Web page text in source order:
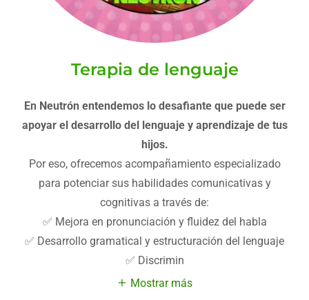
Terapia de lenguaje
En Neutrón entendemos lo desafiante que puede ser
apoyar el desarrollo del lenguaje y aprendizaje de tus
hijos.
Por eso, ofrecemos acompañamiento especializado
para potenciar sus habilidades comunicativas y
cognitivas a través de:
✅ Mejora en pronunciación y fluidez del habla
✅ Desarrollo gramatical y estructuración del lenguaje
✅ Discrimin
Mostrar más